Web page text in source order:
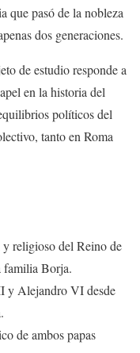
que pasó de la nobleza
dos generaciones.
de estudio responde a
en la historia del
políticos del
tanto en Roma
religioso del Reino de
familia Borja.
y Alejandro VI desde
de ambos papas